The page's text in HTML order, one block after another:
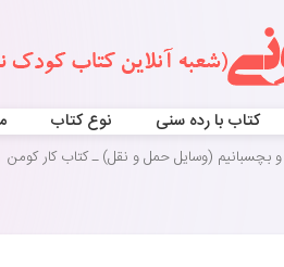
کتاب با رده سنی نوع کتاب
و بچسبانیم (وسایل حمل و نقل) ـ کتاب کار کومن